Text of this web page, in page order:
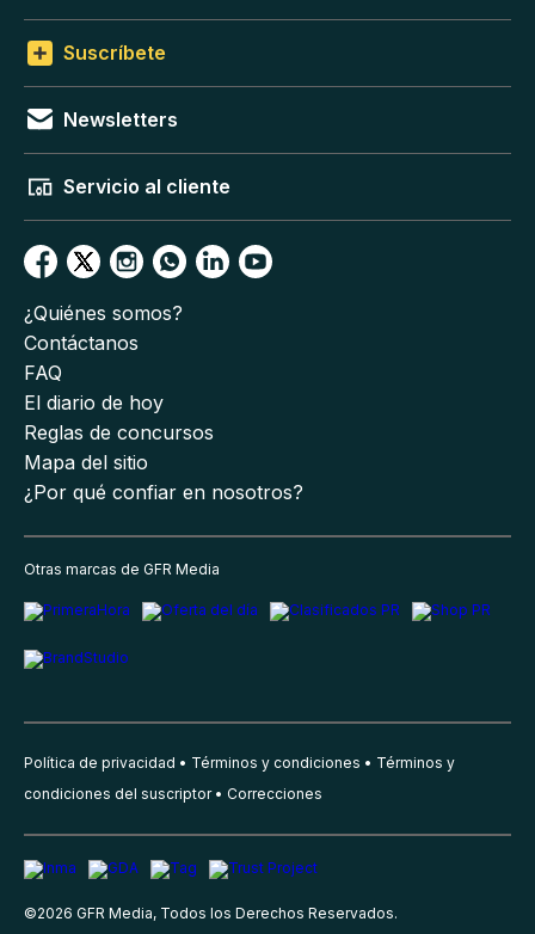
Suscríbete
Newsletters
Servicio al cliente
¿Quiénes somos?
Contáctanos
FAQ
El diario de hoy
Reglas de concursos
Mapa del sitio
¿Por qué confiar en nosotros?
Otras marcas de GFR Media
Política de privacidad Términos y condiciones
Términos y
condiciones del suscriptor
Correcciones
©2026 GFR Media, Todos los Derechos Reservados.